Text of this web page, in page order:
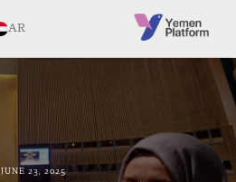
AR
JUNE 23, 2025